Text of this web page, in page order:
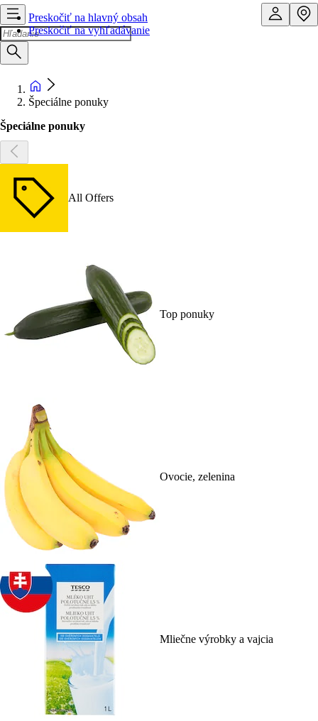
Preskočiť na hlavný obsah
Preskočiť na vyhľadávanie
Špeciálne ponuky
Špeciálne ponuky
All Offers
Top ponuky
Ovocie, zelenina
Mliečne výrobky a vajcia